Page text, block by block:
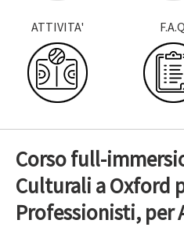
ATTIVITA'
Corso full-
Culturali a Oxford
Professionisti, per